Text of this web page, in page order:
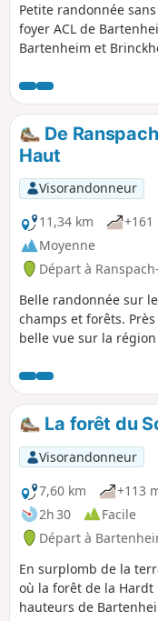
Petite randonnée
foyer ACL de
Bartenheim et
De
Haut
Visorandonneur
11,34 km
+161
Moyenne
Départ à
Belle randonnée sur
champs et forêts.
belle vue sur la
beaucoup !
La forêt du
Visorandonneur
7,60 km
+113
2h 30
Facile
Départ à
En surplomb de la
où la forêt de la Hardt
hauteurs de